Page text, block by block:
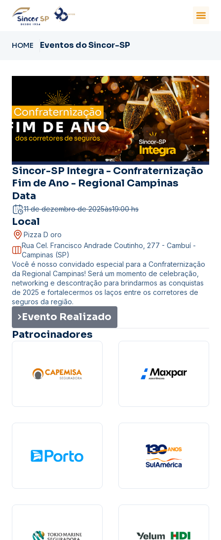
HOME Eventos do Sincor-SP
Sincor-SP Integra - Confraternização
Fim de Ano - Regional Campinas
Data
11 de dezembro de 2025às19:00 hs
Local
Pizza D oro
Rua Cel. Francisco Andrade Coutinho, 277 - Cambuí -
Campinas (SP)
Você é nosso convidado especial para a Confraternização
da Regional Campinas! Será um momento de celebração,
networking e descontração para brindarmos as conquistas
de 2025 e fortalecermos os laços entre os corretores de
seguros da região.
Evento Realizado
Patrocinadores